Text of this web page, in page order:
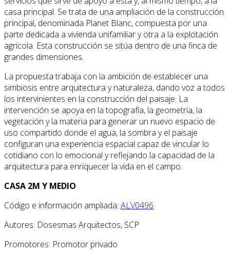
casa principal. Se trata de una ampliación de la construcción
principal, denominada Planet Blanc, compuesta por una
parte dedicada a vivienda unifamiliar y otra a la explotación
agrícola. Esta construcción se sitúa dentro de una finca de
grandes dimensiones.
La propuesta trabaja con la ambición de establecer una
simbiosis entre arquitectura y naturaleza, dando voz a todos
los intervinientes en la construcción del paisaje. La
intervención se apoya en la topografía, la geometría, la
vegetación y la materia para generar un nuevo espacio de
uso compartido donde el agua, la sombra y el paisaje
configuran una experiencia espacial capaz de vincular lo
cotidiano con lo emocional y reflejando la capacidad de la
arquitectura para enriquecer la vida en el campo.
CASA 2M Y MEDIO
Código e información ampliada: ALV0496
Autores: Dosesmas Arquitectos, SCP
Promotores: Promotor privado